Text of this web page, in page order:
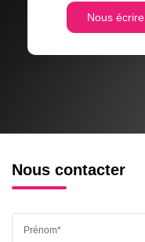
Nous écrire
Nous contacter
Prénom*